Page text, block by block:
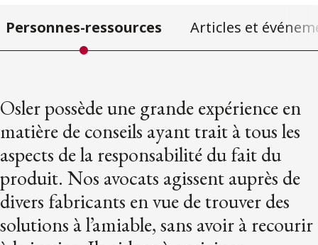
Personnes-ressources Articles et
Osler possède une grande expérience en
matière de conseils ayant trait à tous les
aspects de la responsabilité du fait du
produit. Nos avocats agissent auprès de
divers fabricants en vue de trouver des
solutions à l’amiable, sans avoir à recourir